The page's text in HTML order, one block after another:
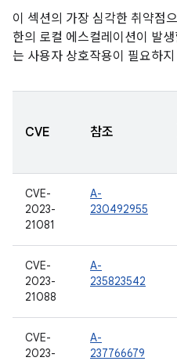
이 섹션의 가장 심각한 취약점
한의 로컬 에스컬레이션이 발
는 사용자 상호작용이 필요하
CVE 참조
CVE-
2023-
21081
A-
230492955
CVE-
2023-
21088
A-
235823542
CVE-
2023-
A-
237766679